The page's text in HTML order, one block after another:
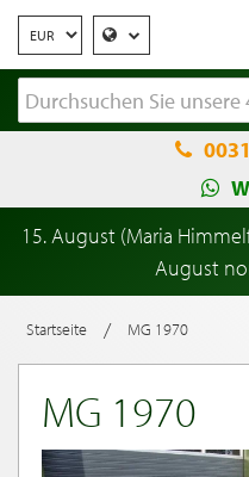
15. August (Maria
August
Startseite / MG 1970
MG 1970